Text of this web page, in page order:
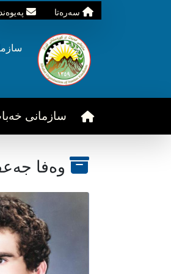
سه‌ره‌تا
سازمانی
وەفا